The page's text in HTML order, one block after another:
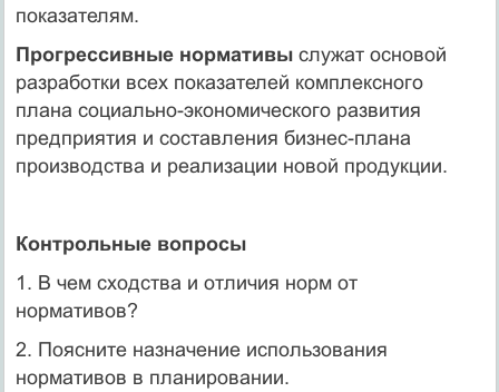
показателям.
Прогрессивные нормативыслужат основой
разработки всех показателей комплексного
плана социально-экономического развития
предприятия и составления бизнес-плана
производства и реализации новой продукции.
Контрольные вопросы
1. В чем сходства и отличия норм от
нормативов?
2. Поясните назначение использования
нормативов в планировании.